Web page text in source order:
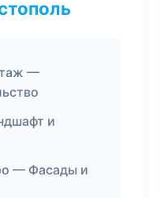
—
и
— Фасады и